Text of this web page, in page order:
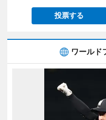
投票する
ワールド